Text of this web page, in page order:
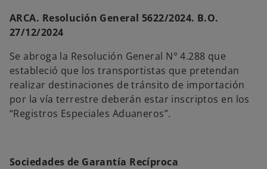
ARCA. Resolución General 5622/2024. B.O.
27/12/2024
Se abroga la Resolución General N° 4.288 que
estableció que los transportistas que pretendan
realizar destinaciones de tránsito de importación
por la vía terrestre deberán estar inscriptos en los
“Registros Especiales Aduaneros”.
Sociedades de Garantía Recíproca